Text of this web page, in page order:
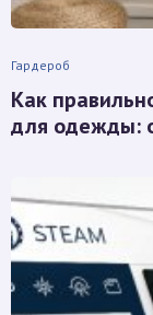
Гардероб
Как
для одежды: